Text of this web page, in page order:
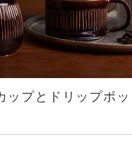
ップとドリップポッ